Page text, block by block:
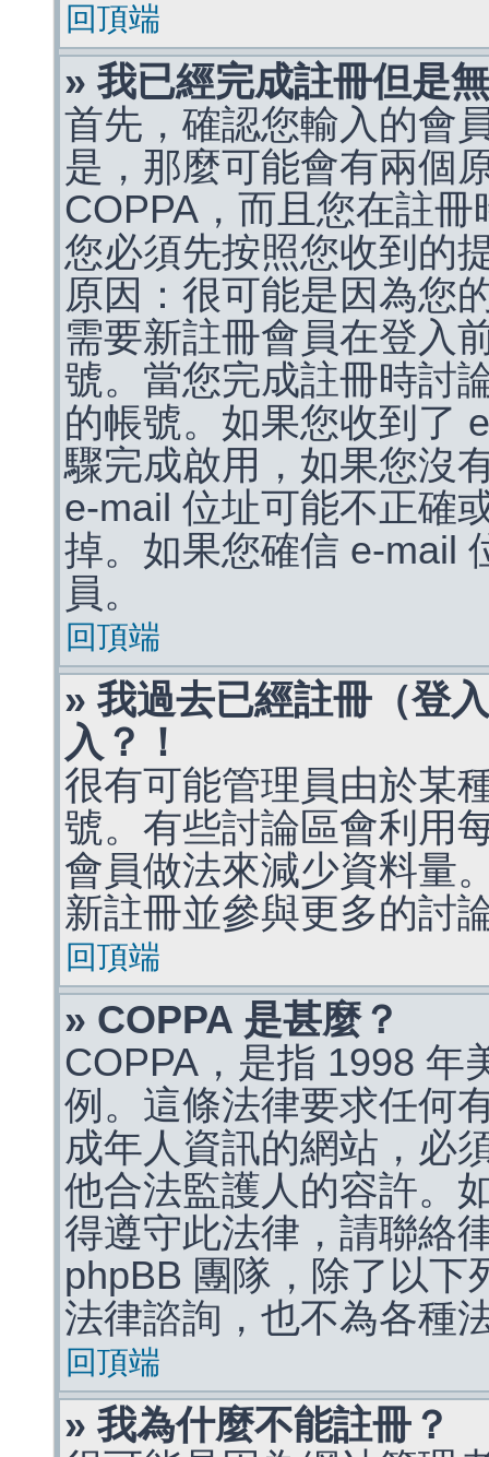
回頂端
» 我已經完成註冊但是
首先，確認您輸入的會
是，那麼可能會有兩個
COPPA，而且您在註
您必須先按照您收到的
原因：很可能是因為您
需要新註冊會員在登入
號。當您完成註冊時討
的帳號。如果您收到了
驟完成啟用，如果您沒
e-mail 位址可能不正確
掉。如果您確信 e-mail
員。
回頂端
» 我過去已經註冊（登
入？！
很有可能管理員由於某
號。有些討論區會利用
會員做法來減少資料量
新註冊並參與更多的討
回頂端
» COPPA 是甚麼？
COPPA，是指 1998 年
例。這條法律要求任何
成年人資訊的網站，必
他合法監護人的容許。
得遵守此法律，請聯絡
phpBB 團隊，除了以下
法律諮詢，也不為各種
回頂端
» 我為什麼不能註冊？